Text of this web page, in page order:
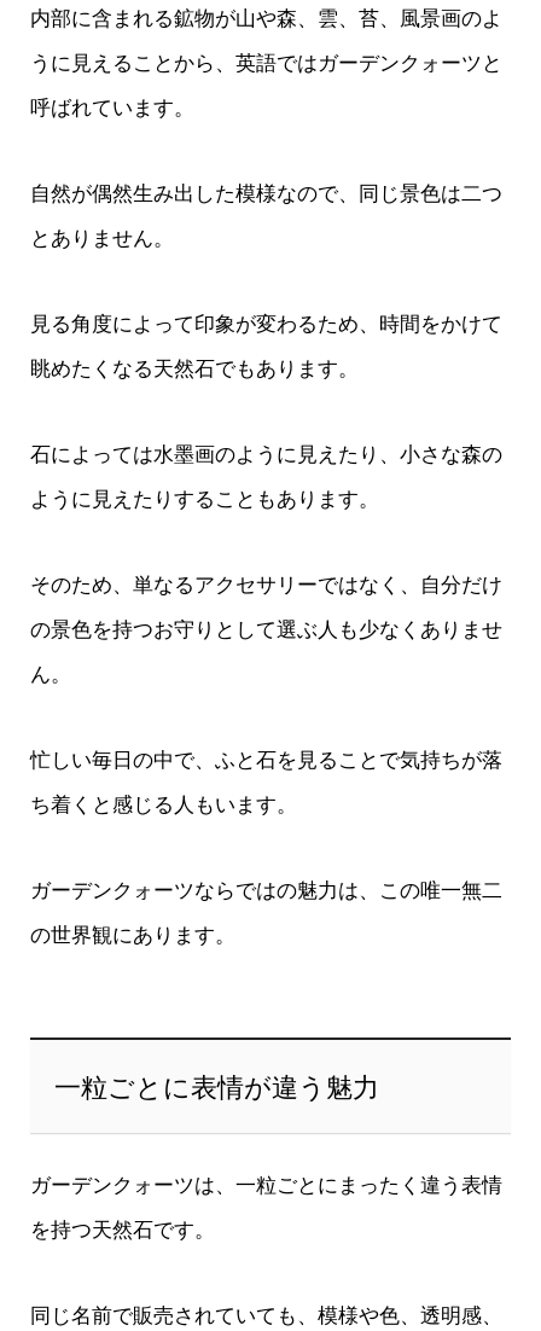
内部に含まれる鉱物が山や森、雲、苔、風景画のよ
うに見えることから、英語ではガーデンクォーツと
呼ばれています。
自然が偶然生み出した模様なので、同じ景色は二つ
とありません。
見る角度によって印象が変わるため、時間をかけて
眺めたくなる天然石でもあります。
石によっては水墨画のように見えたり、小さな森の
ように見えたりすることもあります。
そのため、単なるアクセサリーではなく、自分だけ
の景色を持つお守りとして選ぶ人も少なくありませ
ん。
忙しい毎日の中で、ふと石を見ることで気持ちが落
ち着くと感じる人もいます。
ガーデンクォーツならではの魅力は、この唯一無二
の世界観にあります。
一粒ごとに表情が違う魅力
ガーデンクォーツは、一粒ごとにまったく違う表情
を持つ天然石です。
同じ名前で販売されていても、模様や色、透明感、